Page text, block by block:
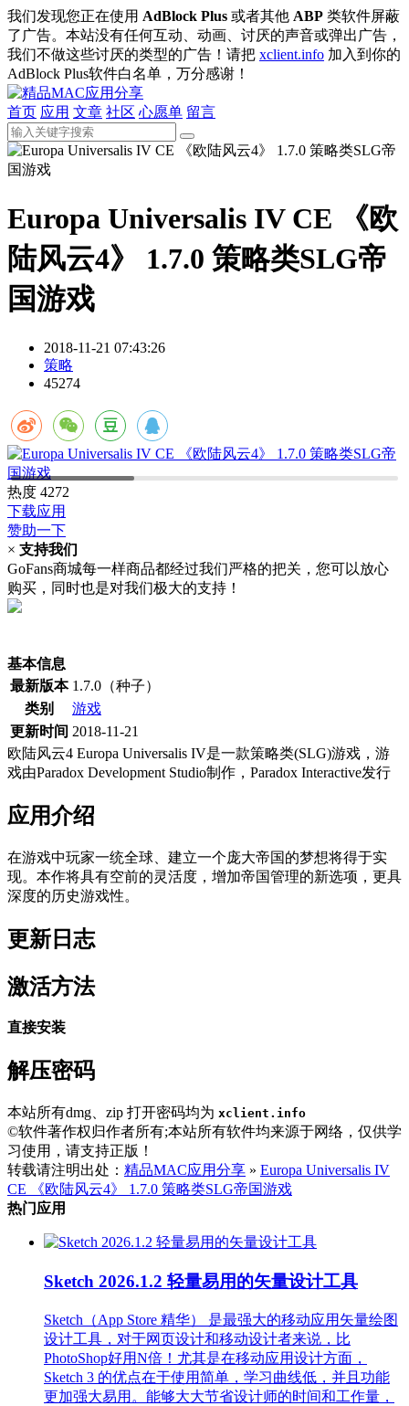
我们发现您正在使用 AdBlock Plus 或者其他 ABP 类软件屏蔽
了广告。本站没有任何互动、动画、讨厌的声音或弹出广告，
我们不做这些讨厌的类型的广告！请把 xclient.info 加入到你的
AdBlock Plus软件白名单，万分感谢！
首页 应用 文章 社区 心愿单 留言
Europa Universalis IV CE 《欧
陆风云4》 1.7.0 策略类SLG帝
国游戏
2018-11-21 07:43:26
策略
45274
热度 4272
下载应用
赞助一下
× 支持我们
GoFans商城每一样商品都经过我们严格的把关，您可以放心
购买，同时也是对我们极大的支持！
基本信息
最新版本 1.7.0（种子）
类别
游戏
更新时间 2018-11-21
欧陆风云4 Europa Universalis IV是一款策略类(SLG)游戏，游
戏由Paradox Development Studio制作，Paradox Interactive发行
应用介绍
在游戏中玩家一统全球、建立一个庞大帝国的梦想将得于实
现。本作将具有空前的灵活度，增加帝国管理的新选项，更具
深度的历史游戏性。
更新日志
激活方法
直接安装
解压密码
本站所有dmg、zip 打开密码均为 xclient.info
©软件著作权归作者所有;本站所有软件均来源于网络，仅供学
习使用，请支持正版！
转载请注明出处： 精品MAC应用分享 » Europa Universalis IV
CE 《欧陆风云4》 1.7.0 策略类SLG帝国游戏
热门应用
Sketch 2026.1.2 轻量易用的矢量设计工具
Sketch（App Store 精华） 是最强大的移动应用矢量绘图
设计工具，对于网页设计和移动设计者来说，比
PhotoShop好用N倍！尤其是在移动应用设计方面，
Sketch 3 的优点在于使用简单，学习曲线低，并且功能
更加强大易用。能够大大节省设计师的时间和工作量，